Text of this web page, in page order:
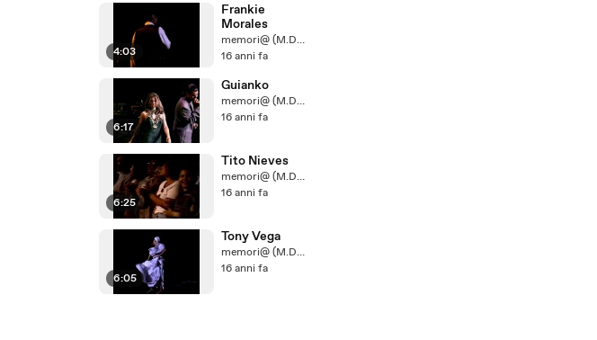
4:03
Frankie
Morales
memori@ (M.D.U.D.)
16 anni fa
6:17
Guianko
memori@ (M.D.U.D.)
16 anni fa
6:25
Tito Nieves
memori@ (M.D.U.D.)
16 anni fa
6:05
Tony Vega
memori@ (M.D.U.D.)
16 anni fa